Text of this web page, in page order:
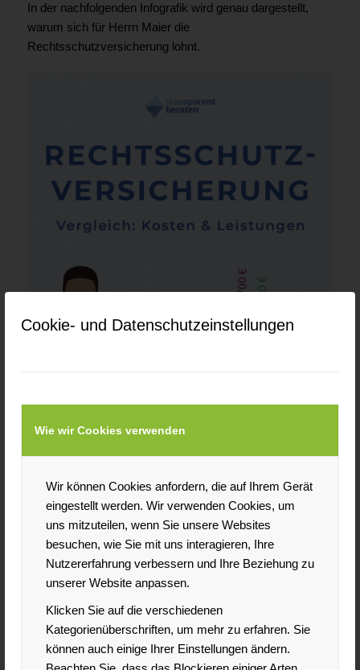
Cookie- und Datenschutzeinstellungen
Wie wir Cookies verwenden
Wir können Cookies anfordern, die auf Ihrem Gerät
eingestellt werden. Wir verwenden Cookies, um
uns mitzuteilen, wenn Sie unsere Websites
besuchen, wie Sie mit uns interagieren, Ihre
Nutzererfahrung verbessern und Ihre Beziehung zu
unserer Website anpassen.
Klicken Sie auf die verschiedenen
Kategorienüberschriften, um mehr zu erfahren. Sie
können auch einige Ihrer Einstellungen ändern.
In der nachfolgenden Infografik wird genau dargestellt,
warum sich für Herrn Maier die
Rechtsschutzversicherung lohnt.